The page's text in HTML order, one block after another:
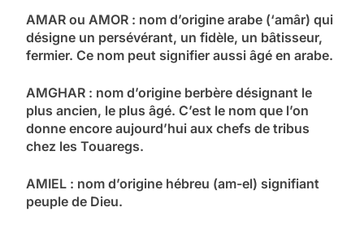
AMAR ou AMOR : nom d’origine arabe (‘amâr) qui
désigne un persévérant, un fidèle, un bâtisseur,
fermier. Ce nom peut signifier aussi âgé en arabe.
AMGHAR : nom d’origine berbère désignant le
plus ancien, le plus âgé. C’est le nom que l’on
donne encore aujourd’hui aux chefs de tribus
chez les Touaregs.
AMIEL : nom d’origine hébreu (am-el) signifiant
peuple de Dieu.